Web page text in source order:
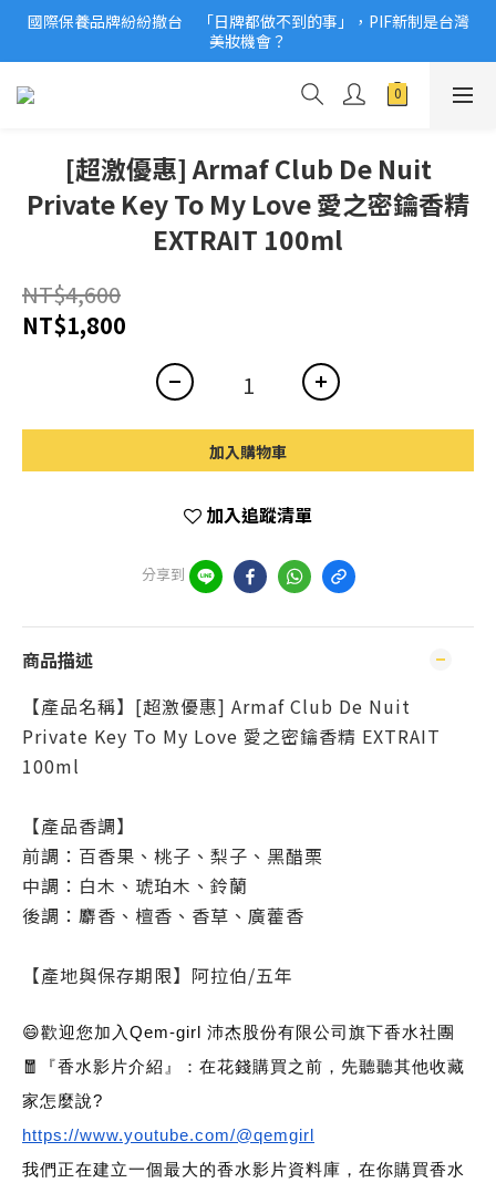
2026美妝小樣、試用品變少？PIF化妝品身分證7月上路！消費者
必懂5觀念
國際保養品牌紛紛撤台　「日牌都做不到的事」，PIF新制是台灣
美妝機會？
2026美妝小樣、試用品變少？PIF化妝品身分證7月上路！消費者
[超激優惠] Armaf Club De Nuit
Private Key To My Love 愛之密鑰香精
EXTRAIT 100ml
NT$4,600
NT$1,800
加入購物車
加入追蹤清單
分享到
商品描述
【產品名稱】[超激優惠] Armaf Club De Nuit
Private Key To My Love 愛之密鑰香精 EXTRAIT
100ml
【產品香調】
前調：百香果、桃子、梨子、黑醋栗
中調：白木、琥珀木、鈴蘭
後調：麝香、檀香、香草、廣藿香
【產地與保存期限】阿拉伯/五年
😄歡迎您加入Qem-girl 沛杰股份有限公司旗下香水社團
🧧『香水影片介紹』：在花錢購買之前，先聽聽其他收藏
家怎麼說?
https://www.youtube.com/@qemgirl
我們正在建立一個最大的香水影片資料庫，在你購買香水